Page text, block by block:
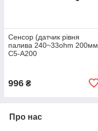
Сенсор (датчик рівня
палива 240~33ohm 200мм
C5-A200
996 ₴
Про нас